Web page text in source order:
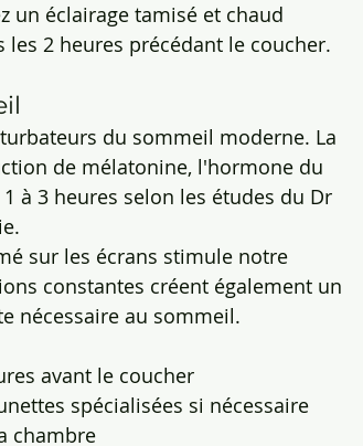
un éclairage tamisé et chaud
2 heures précédant le coucher.
du sommeil moderne. La
de mélatonine, l'hormone du
à 3 heures selon les études du Dr
sur les écrans stimule notre
constantes créent également un
nécessaire au sommeil.
avant le coucher
spécialisées si nécessaire
chambre